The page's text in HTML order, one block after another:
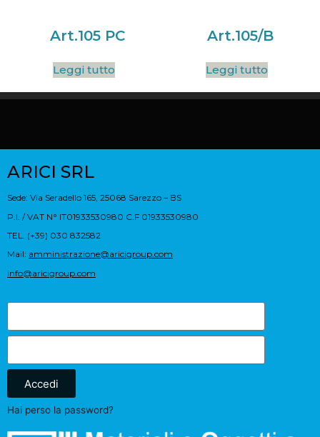
Art.105 PC
Leggi tutto
Art.105/B
Leggi tutto
ARICI SRL
Sede: Via Seradello 165, 25068 Sarezzo – BS
P.I. / VAT N° IT01933530980 C.F 01933530980
TEL. (+39) 030 832582
Mail: amministrazione@aricigroup.com
info@aricigroup.com
Accedi
Hai perso la password?